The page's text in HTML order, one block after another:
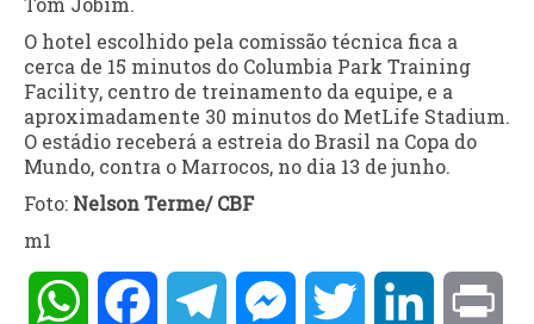
O hotel escolhido pela comissão técnica fica a
cerca de 15 minutos do Columbia Park Training
Facility, centro de treinamento da equipe, e a
aproximadamente 30 minutos do MetLife Stadium.
O estádio receberá a estreia do Brasil na Copa do
Mundo, contra o Marrocos, no dia 13 de junho.
Foto: Nelson Terme/ CBF
m1
WhatsAppFacebookTelegramMessengerTwitter LinkedIn